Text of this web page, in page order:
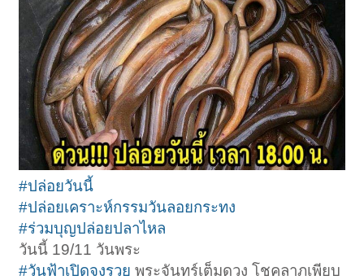
#ปล่อยวันนี้
#ปล่อยเคราะห์กรรมวันลอยกระทง
#ร่วมบุญปล่อยปลาไหล
วันนี้ 19/11 วันพระ
#วันฟ้าเปิดจงรวย พระจันทร์เต็มดวง โชคลาภเพียบ